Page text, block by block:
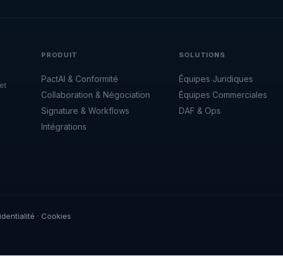
PRODUIT
PactAI & Conformité
Collaboration & Négociation
Signature & Workflows
Intégrations
SOLUTIONS
Équipes Juridiques
Équipes Commerciales
DAF & Ops
· Cookies